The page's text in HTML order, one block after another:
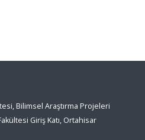
Bilimsel Araştırma Projeleri
Giriş Katı, Ortahisar